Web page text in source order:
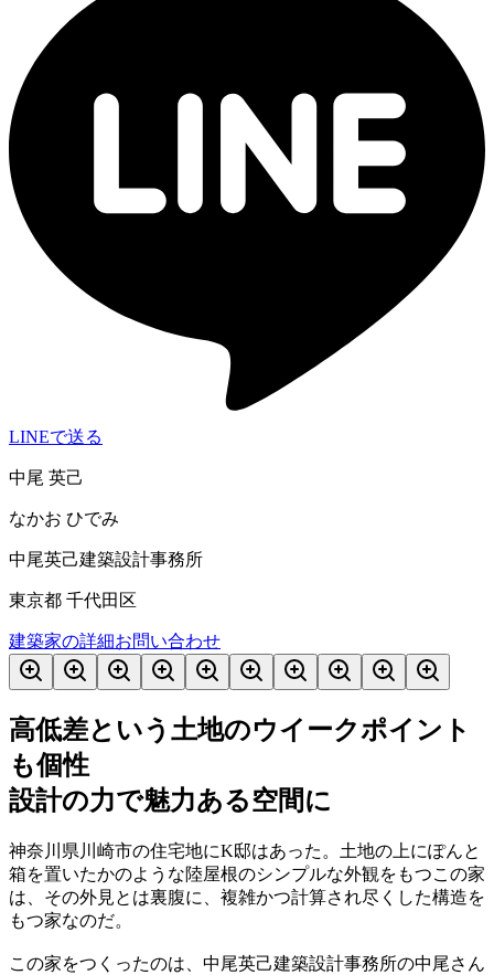
LINEで送る
中尾 英己
なかお ひでみ
中尾英己建築設計事務所
東京都 千代田区
建築家の詳細お問い合わせ
高低差という土地のウイークポイント
も個性
設計の力で魅力ある空間に
神奈川県川崎市の住宅地にK邸はあった。土地の上にぽんと
箱を置いたかのような陸屋根のシンプルな外観をもつこの家
は、その外見とは裏腹に、複雑かつ計算され尽くした構造を
もつ家なのだ。
この家をつくったのは、中尾英己建築設計事務所の中尾さん